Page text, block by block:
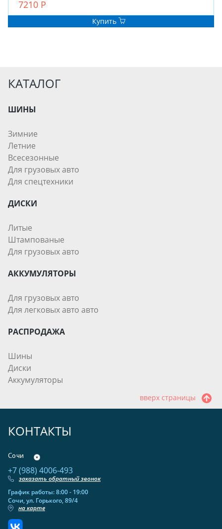
7210 Р
Купить
КАТАЛОГ
ШИНЫ
Зимние
Летние
Всесезонные
Для грузовых авто
Для спецтехники
ДИСКИ
Литые
Штампованые
Для грузовых авто
АККУМУЛЯТОРЫ
Для грузовых авто
Для легковых авто авто
РАСПРОДАЖА
Шины
Диски
Аккумуляторы
вверх страницы
КОНТАКТЫ
Сочи
+7 (988) 4006-493
заказать обратный звонок
График работы: 8:00 - 19:00
Сочи, ул. Горького, 89/4
на карте